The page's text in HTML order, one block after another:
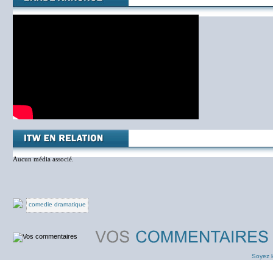
Aucun média associé.
comedie dramatique
Soyez